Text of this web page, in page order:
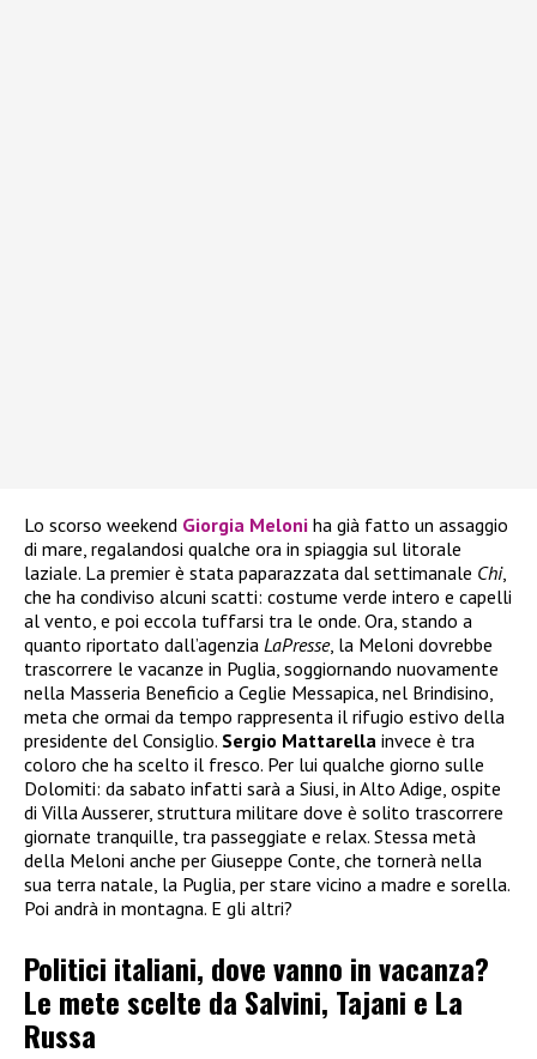
Lo scorso weekend Giorgia Meloni ha già fatto un assaggio
di mare, regalandosi qualche ora in spiaggia sul litorale
laziale. La premier è stata paparazzata dal settimanale Chi,
che ha condiviso alcuni scatti: costume verde intero e capelli
al vento, e poi eccola tuffarsi tra le onde. Ora, stando a
quanto riportato dall’agenzia LaPresse, la Meloni dovrebbe
trascorrere le vacanze in Puglia, soggiornando nuovamente
nella Masseria Beneficio a Ceglie Messapica, nel Brindisino,
meta che ormai da tempo rappresenta il rifugio estivo della
presidente del Consiglio. Sergio Mattarella invece è tra
coloro che ha scelto il fresco. Per lui qualche giorno sulle
Dolomiti: da sabato infatti sarà a Siusi, in Alto Adige, ospite
di Villa Ausserer, struttura militare dove è solito trascorrere
giornate tranquille, tra passeggiate e relax. Stessa metà
della Meloni anche per Giuseppe Conte, che tornerà nella
sua terra natale, la Puglia, per stare vicino a madre e sorella.
Poi andrà in montagna. E gli altri?
Politici italiani, dove vanno in vacanza?
Le mete scelte da Salvini, Tajani e La
Russa